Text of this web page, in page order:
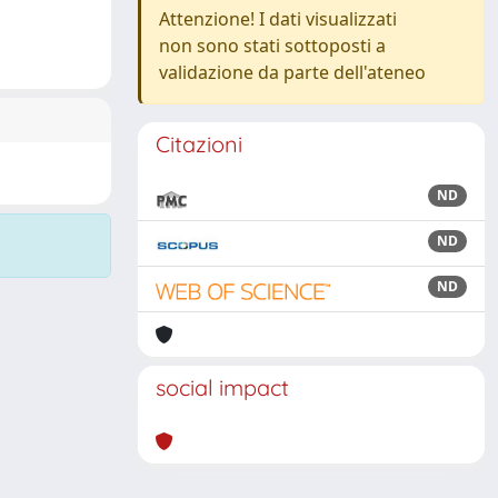
Attenzione! I dati visualizzati
non sono stati sottoposti a
validazione da parte dell'ateneo
Citazioni
ND
ND
ND
social impact